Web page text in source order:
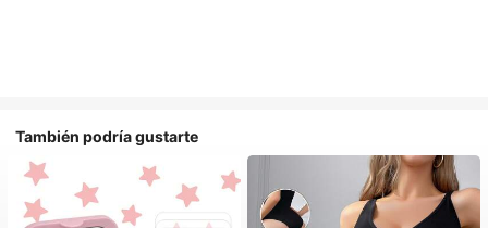
También podría gustarte